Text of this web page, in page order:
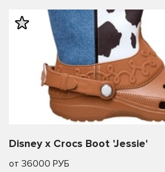
Disney x Crocs Boot 'Jessie'
от 36000 РУБ